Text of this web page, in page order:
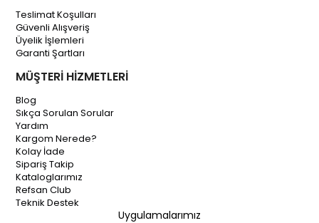
Teslimat Koşulları
Güvenli Alışveriş
Üyelik İşlemleri
Garanti Şartları
MÜŞTERİ HİZMETLERİ
Blog
Sıkça Sorulan Sorular
Yardım
Kargom Nerede?
Kolay İade
Sipariş Takip
Kataloglarımız
Refsan Club
Teknik Destek
Uygulamalarımız